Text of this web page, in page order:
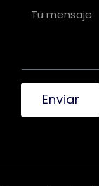
Enviar